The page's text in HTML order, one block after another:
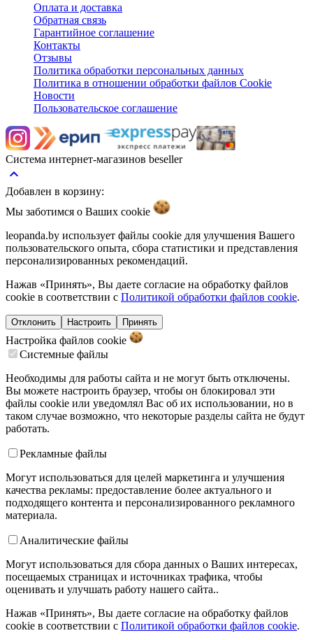
Оплата и доставка
Обратная связь
Гарантийное соглашение
Контакты
Отзывы
Политика обработки персональных данных
Политика в отношении обработки файлов Cookie
Новости
Пользовательское соглашение
Система интернет-магазинов beseller
keyboard_arrow_up
Добавлен в корзину:
Мы заботимся о Ваших cookie
leopanda.by использует файлы cookie для улучшения Вашего
пользовательского опыта, сбора статистики и представления
персонализированных рекомендаций.
Нажав «Принять», Вы даете согласие на обработку файлов
cookie в соответствии с Политикой обработки файлов cookie.
Отклонить Настроить Принять
Настройка файлов cookie
Системные файлы
Необходимы для работы сайта и не могут быть отключены.
Вы можете настроить браузер, чтобы он блокировал эти
файлы cookie или уведомлял Вас об их использовании, но в
таком случае возможно, что некоторые разделы сайта не будут
работать.
Рекламные файлы
Могут использоваться для целей маркетинга и улучшения
качества рекламы: предоставление более актуального и
подходящего контента и персонализированного рекламного
материала.
Аналитические файлы
Могут использоваться для сбора данных о Ваших интересах,
посещаемых страницах и источниках трафика, чтобы
оценивать и улучшать работу нашего сайта..
Нажав «Принять», Вы даете согласие на обработку файлов
cookie в соответствии с Политикой обработки файлов cookie.